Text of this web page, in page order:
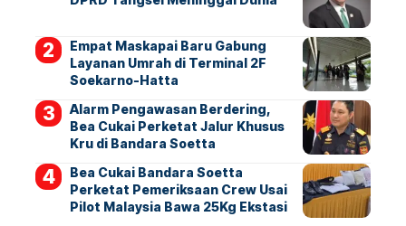
Empat Maskapai Baru Gabung
Layanan Umrah di Terminal 2F
Soekarno-Hatta
Alarm Pengawasan Berdering,
Bea Cukai Perketat Jalur Khusus
Kru di Bandara Soetta
Bea Cukai Bandara Soetta
Perketat Pemeriksaan Crew Usai
Pilot Malaysia Bawa 25Kg Ekstasi